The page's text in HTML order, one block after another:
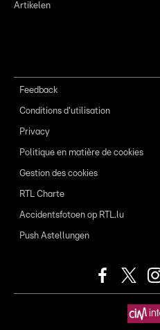
Artikelen
Feedback
Conditions d'utilisation
Privacy
Politique en matière de cookies
Gestion des cookies
RTL Charte
Accidentsfotoen op RTL.lu
Push Astellungen